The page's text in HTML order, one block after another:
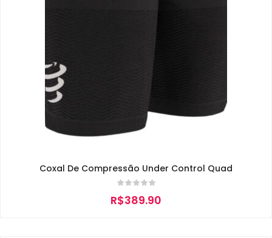
Coxal De Compressão Under Control Quad
R$389.90